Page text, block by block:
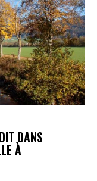
DANS
À